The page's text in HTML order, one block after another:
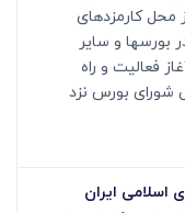
کارمزدهای
و سایر
فعالیت و راه
شورای بورس نزد